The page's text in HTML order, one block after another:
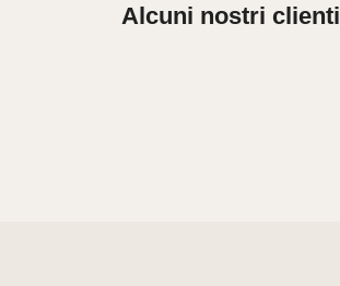
Alcuni nostri clienti